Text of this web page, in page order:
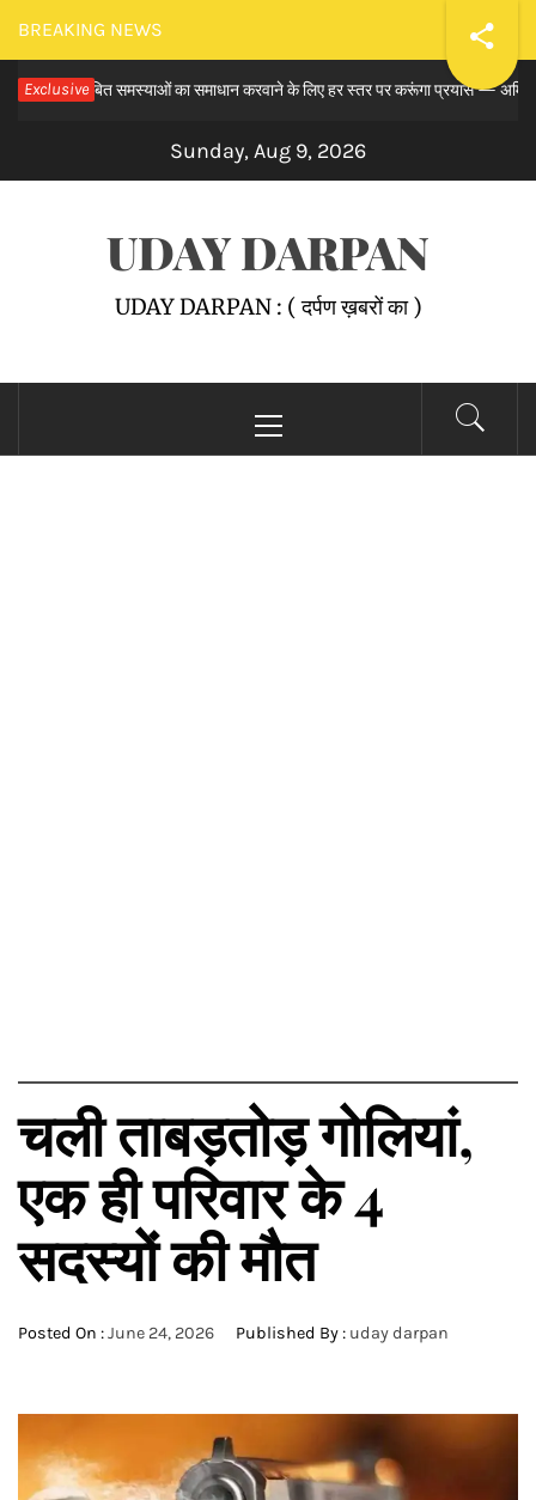
Skip
to
content
BREAKING NEWS
Exclusive
से लंबित समस्याओं का समाधान करवाने के लिए हर स्तर पर करूंगा प्रयास — अमित तनेजा
Sunday, Aug 9, 2026
UDAY DARPAN
UDAY DARPAN : ( दर्पण ख़बरों का )
Menu
चली ताबड़तोड़ गोलियां,
एक ही परिवार के 4
सदस्यों की मौत
Posted On :June 24, 2026 Published By : uday darpan